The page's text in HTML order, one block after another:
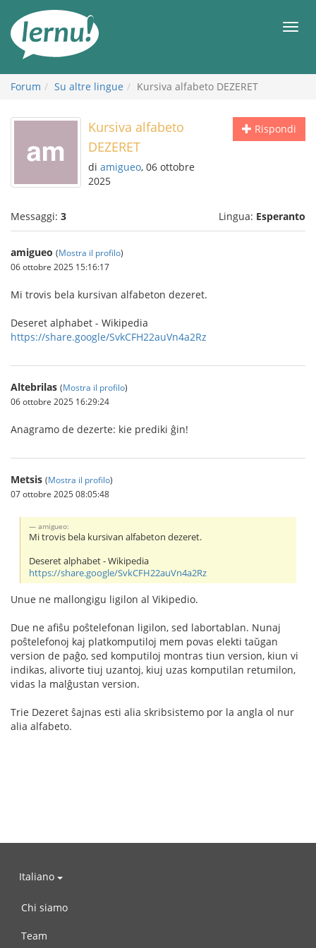
all’indice
Forum Su altre lingue Kursiva alfabeto DEZERET
Rispondi
Kursiva alfabeto
DEZERET
di amigueo, 06 ottobre
2025
Messaggi: 3 Lingua: Esperanto
amigueo (Mostra il profilo)
06 ottobre 2025 15:16:17
Mi trovis bela kursivan alfabeton dezeret.
Deseret alphabet - Wikipedia
https://share.google/SvkCFH22auVn4a2Rz
Altebrilas (Mostra il profilo)
06 ottobre 2025 16:29:24
Anagramo de dezerte: kie prediki ĝin!
Metsis (Mostra il profilo)
07 ottobre 2025 08:05:48
amigueo:
Mi trovis bela kursivan alfabeton dezeret.
Deseret alphabet - Wikipedia
https://share.google/SvkCFH22auVn4a2Rz
Unue ne mallongigu ligilon al Vikipedio.
Due ne afiŝu poŝtelefonan ligilon, sed labortablan. Nunaj
poŝtelefonoj kaj platkomputiloj mem povas elekti taŭgan
version de paĝo, sed komputiloj montras tiun version, kiun vi
indikas, alivorte tiuj uzantoj, kiuj uzas komputilan retumilon,
vidas la malĝustan version.
Trie Dezeret ŝajnas esti alia skribsistemo por la angla ol nur
alia alfabeto.
Italiano
Chi siamo
Team